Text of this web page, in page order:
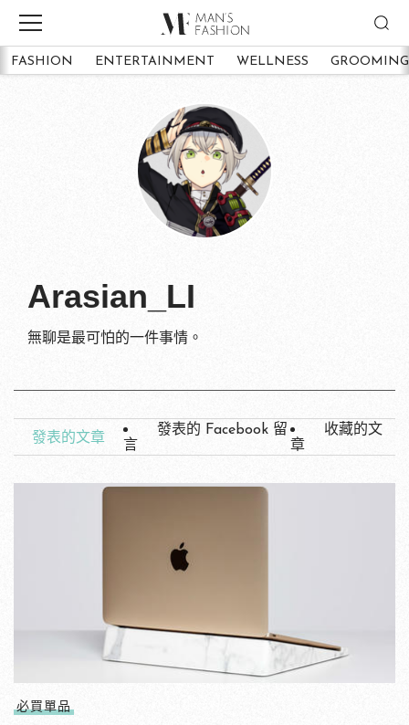
FASHION ENTERTAINMENT WELLNESS GROOMING
Arasian_LI
無聊是最可怕的一件事情。
發表的文章
發表的 Facebook 留
言
收藏的文
章
必買單品